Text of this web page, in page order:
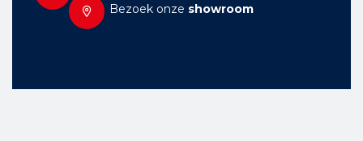
Bezoek onze showroom